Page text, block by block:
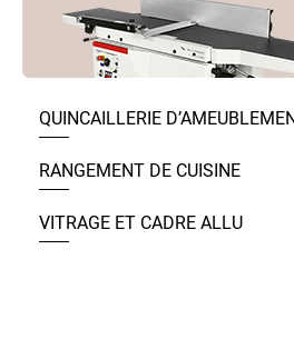
QUINCAILLERIE
RANGEMENT DE CUISINE
VITRAGE ET CADRE ALLU